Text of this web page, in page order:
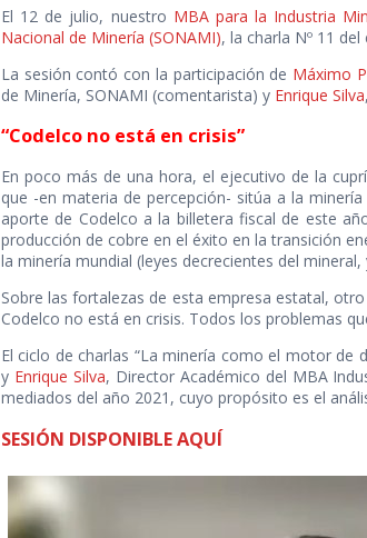
El 12 de julio, nuestro MBA para la Industria
Nacional de Minería (SONAMI), la charla Nº 11
La sesión contó con la participación de Máximo
de Minería, SONAMI (comentarista) y Enrique Silva
“Codelco no está en crisis”
En poco más de una hora, el ejecutivo de la
que -en materia de percepción- sitúa a la
aporte de Codelco a la billetera fiscal de este
producción de cobre en el éxito en la transición
la minería mundial (leyes decrecientes del
Sobre las fortalezas de esta empresa estatal,
Codelco no está en crisis. Todos los problemas
El ciclo de charlas “La minería como el motor de
y Enrique Silva, Director Académico del MBA
mediados del año 2021, cuyo propósito es el
SESIÓN DISPONIBLE AQUÍ